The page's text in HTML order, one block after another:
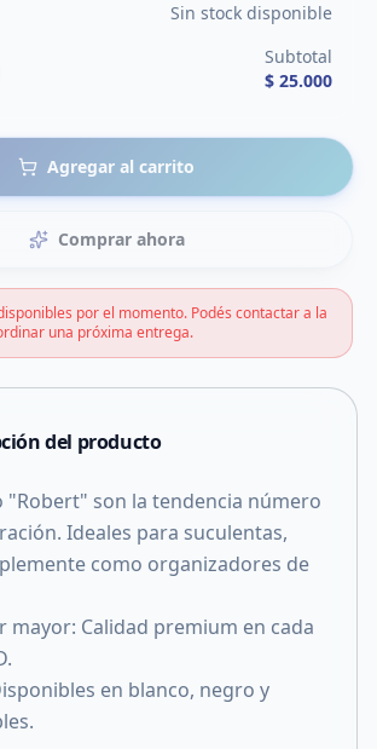
Sin stock disponible
Subtotal
$ 25.000
Agregar al carrito
Comprar ahora
por el momento. Podés contactar a la
una próxima entrega.
del producto
"Robert" son la tendencia número
Ideales para suculentas,
como organizadores de
mayor: Calidad premium en cada
en blanco, negro y